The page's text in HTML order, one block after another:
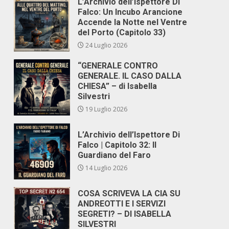
Falco: Un Incubo Arancione
Accende la Notte nel Ventre
del Porto (Capitolo 33)
24 Luglio 2026
“GENERALE CONTRO
GENERALE. IL CASO DALLA
CHIESA” – di Isabella
Silvestri
19 Luglio 2026
L’Archivio dell’Ispettore Di
Falco | Capitolo 32: Il
Guardiano del Faro
14 Luglio 2026
COSA SCRIVEVA LA CIA SU
ANDREOTTI E I SERVIZI
SEGRETI? – DI ISABELLA
SILVESTRI